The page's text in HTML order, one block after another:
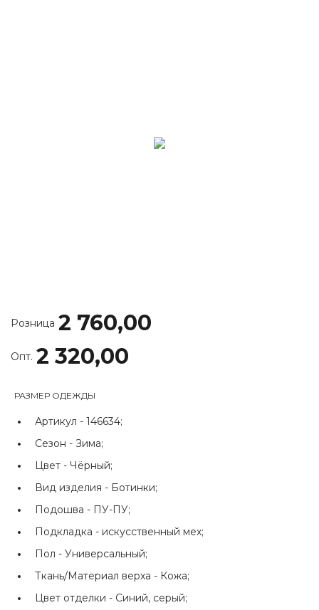
Розница 2 760,00
Опт. 2 320,00
РАЗМЕР ОДЕЖДЫ
Артикул - 146634;
Сезон - Зима;
Цвет - Чёрный;
Вид изделия - Ботинки;
Подошва - ПУ-ПУ;
Подкладка - искусственный мех;
Пол - Универсальный;
Ткань/Материал верха - Кожа;
Цвет отделки - Синий, серый;